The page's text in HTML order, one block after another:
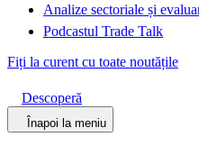
Analize sectoriale și
Podcastul Trade Talk
Fiți la curent cu toate noutățile
Descoperă
Înapoi la meniu